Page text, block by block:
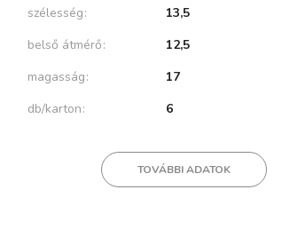
szélesség
13,5
belső átmérő
12,5
magasság
17
db/karton
6
TOVÁBBI ADATOK